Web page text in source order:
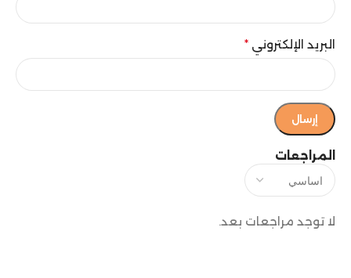
المراجعات
لا توجد مراجعات بعد.
البريد الإلكتروني *